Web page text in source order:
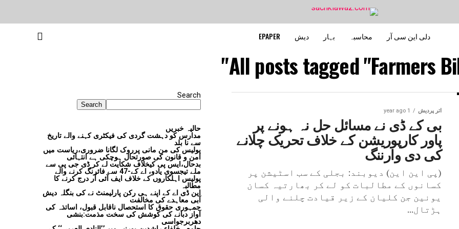
دلی این سی آر محاسبہ بہار دیش EPAPER
All posts tagged "Farmers
اتر پردیش 1 year ago
بی کے ڈی نے مسائل حل نہ ہونے پر
پاور کارپوریشن کے خلاف تحریک چلانے
کی دی وارننگ
(پی این این) دیوبند: بجلی کے سب اسٹیشن پر
کسانوں کے مطالبات کو لے کر بھارتیہ کسان
یونین جن کلیان کے زیر قیادت چلنے والی
ہڑتال...
Search
Search
حالیہ خبریں
مدارس کو دہشت گردی کی فیکٹری کہنے والے تاریخ
سے نا بلد
پولیس کی من مانی پرروک لگانا ضروری،ریاست میں
امن و قانون کی صورتحال ہوچکی ہے انتہائی
بدحال،ایس پی کیخلاف شکایت لے کر ڈی جی پی سے
ملے تیجسوی یادو، اے کے-47 سے فائرنگ کرنے والے
پولیس اہلکاروں کے خلاف ایف آئی آر درج کرنے کا
مطالبہ
این ڈی اے کے اپنے ہی رکن پارلیمنٹ نے کی بنگلہ دیش
آبی معاہدے کی مخالفت
جمہوری حقوق کا استحصال ناقابل قبول، اساتذہ کی
آواز دبانے کی کوشش کی سخت مذمت:بنشی
دھربرجواسی